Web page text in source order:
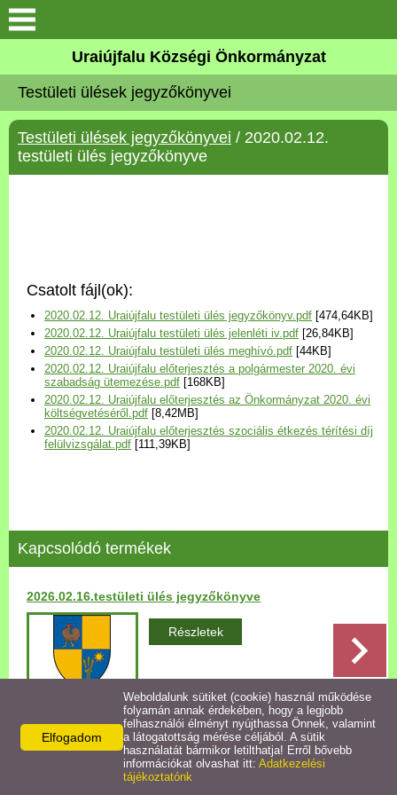
Köszöntő
Elérhetőségek
Uraiújfalu
Választási információk
Versenyképes Járások
Program
Települési Arculati
Kézikönyv
Bezerédj Amália Óvoda
Egyéb intézmények
Egyéb szolgáltatások
Egészségügyi ellátás
Uraiújfalu Sportegyesület
Uraiújfalu Községi Önkormányzat
Testületi ülések jegyzőkönyvei
Testületi ülések jegyzőkönyvei / 2020.02.12.
testületi ülés jegyzőkönyve
Csatolt fájl(ok):
2020.02.12. Uraiújfalu testületi ülés jegyzőkönyv.pdf [474,64KB]
2020.02.12. Uraiújfalu testületi ülés jelenléti iv.pdf [26,84KB]
2020.02.12. Uraiújfalu testületi ülés meghívó.pdf [44KB]
2020.02.12. Uraiújfalu előterjesztés a polgármester 2020. évi
szabadság ütemezése.pdf [168KB]
2020.02.12. Uraiújfalu előterjesztés az Önkormányzat 2020. évi
költségvetéséről.pdf [8,42MB]
2020.02.12. Uraiújfalu előterjesztés szociális étkezés térítési díj
felülvizsgálat.pdf [111,39KB]
Kapcsolódó termékek
2026.02.16.testületi ülés jegyzőkönyve
Részletek
Vissza az előző oldalra!
Elfogadom
Weboldalunk sütiket (cookie) használ működése
folyamán annak érdekében, hogy a legjobb
felhasználói élményt nyújthassa Önnek, valamint
a látogatottság mérése céljából. A sütik
használatát bármikor letilthatja! Erről bővebb
információkat olvashat itt: Adatkezelési
tájékoztatónk